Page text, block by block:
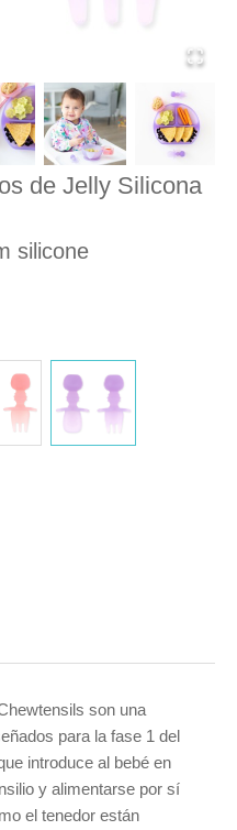
de Jelly Silicona
silicone
son una
para la fase 1 del
introduce al bebé en
y alimentarse por sí
el tenedor están